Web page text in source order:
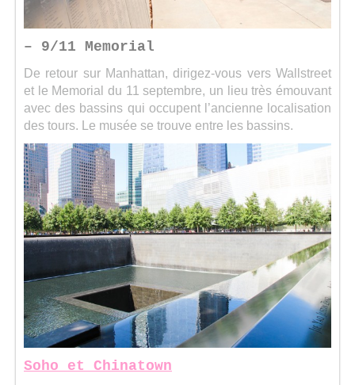
– 9/11 Memorial
De retour sur Manhattan, dirigez-vous vers Wallstreet
et le Memorial du 11 septembre, un lieu très émouvant
avec des bassins qui occupent l’ancienne localisation
des tours. Le musée se trouve entre les bassins.
Soho et Chinatown